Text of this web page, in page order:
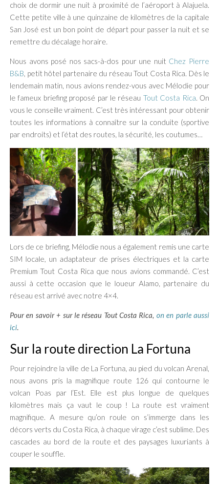
choix de dormir une nuit à proximité de l’aéroport à Alajuela.
Cette petite ville à une quinzaine de kilomètres de la capitale
San José est un bon point de départ pour passer la nuit et se
remettre du décalage horaire.
Nous avons posé nos sacs-à-dos pour une nuit Chez Pierre
B&B, petit hôtel partenaire du réseau Tout Costa Rica. Dès le
lendemain matin, nous avions rendez-vous avec Mélodie pour
le fameux briefing proposé par le réseau Tout Costa Rica. On
vous le conseille vraiment. C’est très intéressant pour obtenir
toutes les informations à connaître sur la conduite (sportive
par endroits) et l’état des routes, la sécurité, les coutumes…
Lors de ce briefing, Mélodie nous a également remis une carte
SIM locale, un adaptateur de prises électriques et la carte
Premium Tout Costa Rica que nous avions commandé. C’est
aussi à cette occasion que le loueur Alamo, partenaire du
réseau est arrivé avec notre 4×4.
Pour en savoir + sur le réseau Tout Costa Rica, on en parle aussi
ici.
Sur la route direction La Fortuna
Pour rejoindre la ville de La Fortuna, au pied du volcan Arenal,
nous avons pris la magnifique route 126 qui contourne le
volcan Poas par l’Est. Elle est plus longue de quelques
kilomètres mais ça vaut le coup ! La route est vraiment
magnifique. A mesure qu’on roule on s’immerge dans les
décors verts du Costa Rica, à chaque virage c’est sublime. Des
cascades au bord de la route et des paysages luxuriants à
couper le souffle.